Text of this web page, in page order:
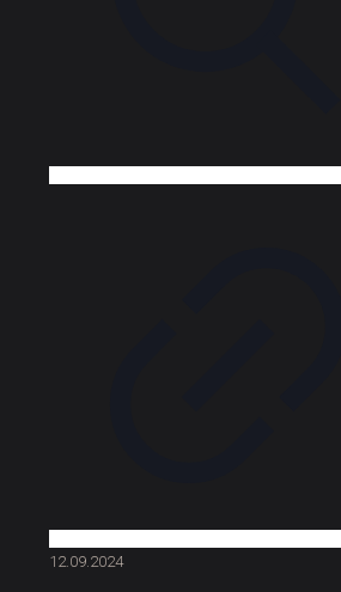
12.09.2024